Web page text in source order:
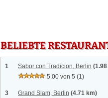
BELIEBTE
1 Sabor con Tradicion, Berlin
5.00 von 5 (1)
3 Grand Slam, Berlin (4.71 km)